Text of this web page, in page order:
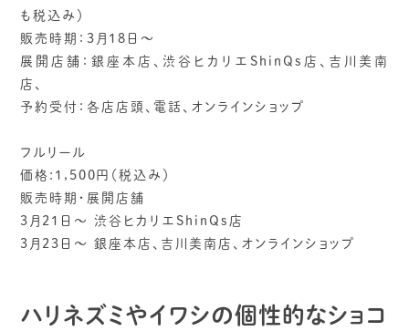
も税込み）
販売時期：3月18日～
展開店舗：銀座本店、渋谷ヒカリエShinQs店、吉川美南
店、
予約受付：各店店頭、電話、オンラインショップ
フルリール
価格:1,500円（税込み）
販売時期・展開店舗
3月21日～ 渋谷ヒカリエShinQs店
3月23日～ 銀座本店、吉川美南店、オンラインショップ
ハリネズミやイワシの個性的なショコ